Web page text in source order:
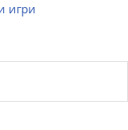
игри